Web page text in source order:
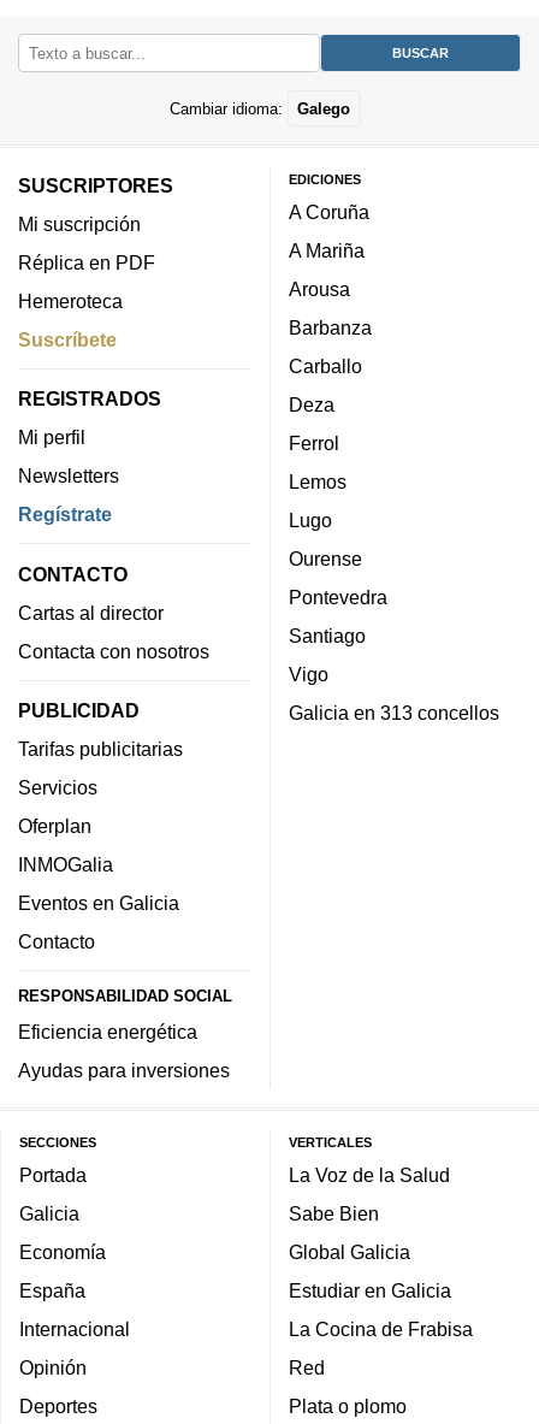
Cambiar idioma: Galego
SUSCRIPTORES
Mi suscripción
Réplica en PDF
Hemeroteca
Suscríbete
REGISTRADOS
Mi perfil
Newsletters
Regístrate
CONTACTO
Cartas al director
Contacta con nosotros
PUBLICIDAD
Tarifas publicitarias
Servicios
Oferplan
INMOGalia
Eventos en Galicia
Contacto
RESPONSABILIDAD SOCIAL
Eficiencia energética
Ayudas para inversiones
EDICIONES
A Coruña
A Mariña
Arousa
Barbanza
Carballo
Deza
Ferrol
Lemos
Lugo
Ourense
Pontevedra
Santiago
Vigo
Galicia en 313 concellos
SECCIONES
Portada
Galicia
Economía
España
Internacional
Opinión
Deportes
VERTICALES
La Voz de la Salud
Sabe Bien
Global Galicia
Estudiar en Galicia
La Cocina de Frabisa
Red
Plata o plomo